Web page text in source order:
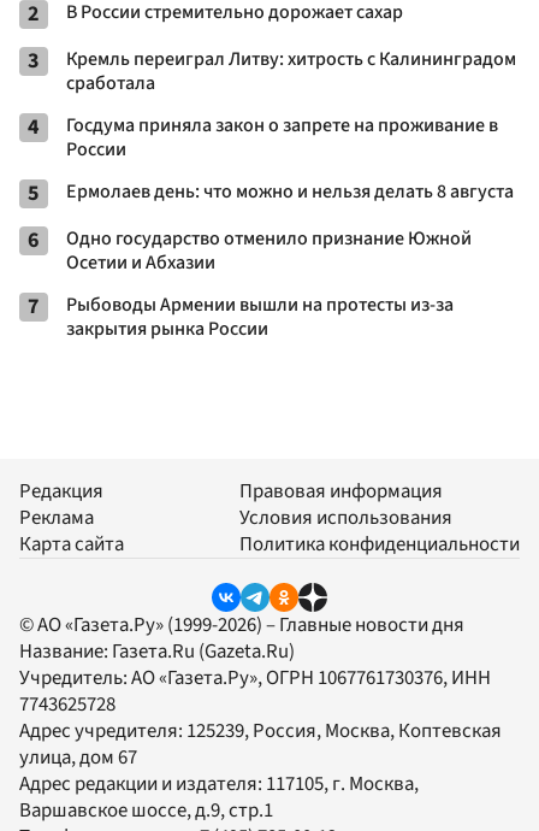
2 В России стремительно дорожает сахар
3
Кремль переиграл Литву: хитрость с Калининградом
сработала
4
Госдума приняла закон о запрете на проживание в
России
5 Ермолаев день: что можно и нельзя делать 8 августа
6
Одно государство отменило признание Южной
Осетии и Абхазии
7
Рыбоводы Армении вышли на протесты из-за
закрытия рынка России
Редакция
Реклама
Карта сайта
Правовая информация
Условия использования
Политика конфиденциальности
© АО «Газета.Ру» (1999-2026) – Главные новости дня
Название: Газета.Ru (Gazeta.Ru)
Учредитель:АО «Газета.Ру», ОГРН 1067761730376, ИНН
7743625728
Адрес учредителя: 125239, Россия, Москва, Коптевская
улица, дом 67
Адрес редакции и издателя: 117105, г. Москва,
Варшавское шоссе, д.9, стр.1